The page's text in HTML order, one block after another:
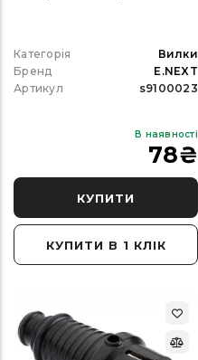
Категорія
Вилки
Бренд
E.NEXT
Артикул
s9100023
В наявності
78₴
КУПИТИ
КУПИТИ В 1 КЛІК